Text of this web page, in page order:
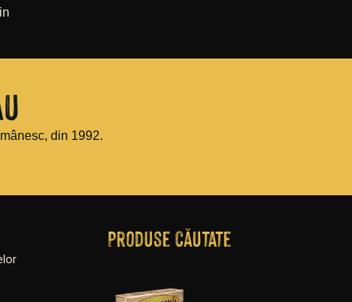
din 1992.
Produse căutate